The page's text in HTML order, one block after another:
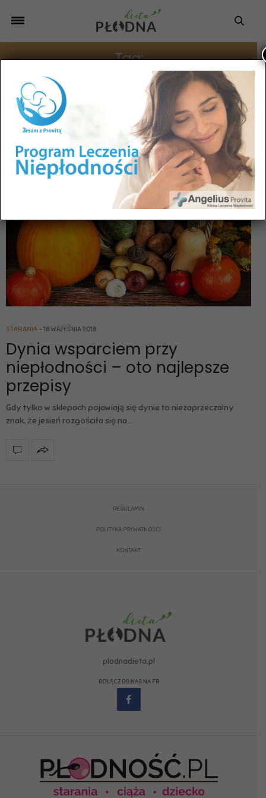
Tag:
PLACKI
STARANIA 18 WRZEŚNIA 2018
Dynia wsparciem przy
niepłodności – oto najlepsze
przepisy
Gdy tylko w sklepach pojawiają się dynie to niezaprzeczalny
znak, że jesień rozgościła się na…
REGULAMIN
POLITYKA PRYWATNOŚCI
KONTAKT
plodnadieta.pl
DOŁĄCZ DO NAS NA FB